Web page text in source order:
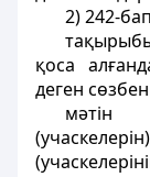
2) 242-
қоса
деген
мәтін